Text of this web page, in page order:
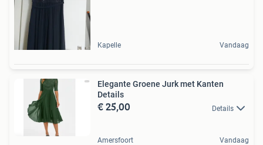
Kapelle Vandaag
Elegante Groene Jurk met Kanten
Details
€ 25,00 Details
Amersfoort Vandaag